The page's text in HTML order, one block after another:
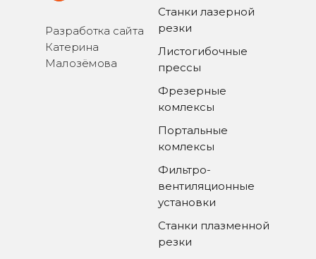
Разработка сайта
Катерина
Малозёмова
Станки лазерной
резки
Листогибочные
прессы
Фрезерные
комлексы
Портальные
комлексы
Фильтро-
вентиляционные
установки
Станки плазменной
резки